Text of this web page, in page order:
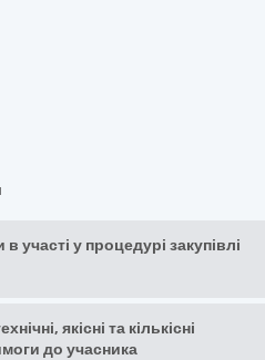
участі у процедурі закупівлі
якісні та кількісні
до учасника